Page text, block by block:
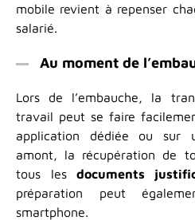
mobile revient à repenser
salarié.
Au moment de
Lors de l’embauche, la
travail peut se faire
application dédiée ou sur
amont, la récupération de
tous les documents
préparation peut
smartphone.